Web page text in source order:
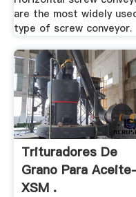
are the most widely
type of screw conveyor.
Trituradores De
Grano Para
XSM .